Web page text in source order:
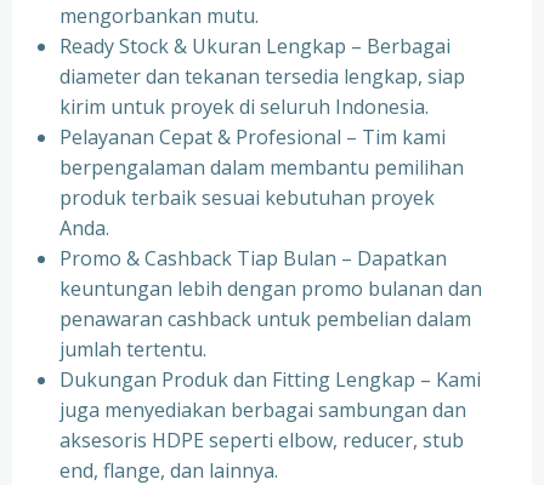
mengorbankan mutu.
Ready Stock & Ukuran Lengkap – Berbagai
diameter dan tekanan tersedia lengkap, siap
kirim untuk proyek di seluruh Indonesia.
Pelayanan Cepat & Profesional – Tim kami
berpengalaman dalam membantu pemilihan
produk terbaik sesuai kebutuhan proyek
Anda.
Promo & Cashback Tiap Bulan – Dapatkan
keuntungan lebih dengan promo bulanan dan
penawaran cashback untuk pembelian dalam
jumlah tertentu.
Dukungan Produk dan Fitting Lengkap – Kami
juga menyediakan berbagai sambungan dan
aksesoris HDPE seperti elbow, reducer, stub
end, flange, dan lainnya.